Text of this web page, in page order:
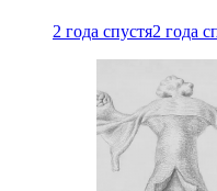
2 года спустя2 года